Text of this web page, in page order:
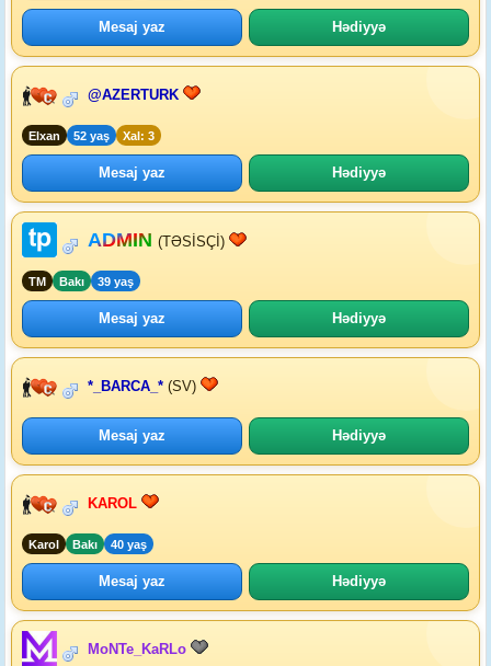
Mesaj yaz Hədiyyə
@AZERTURK
Elxan 52 yaş Xal: 3
Mesaj yaz Hədiyyə
ADMIN (TƏSİSÇİ)
TM Bakı 39 yaş
Mesaj yaz Hədiyyə
*_BARCA_* (SV)
Mesaj yaz Hədiyyə
KAROL
Karol Bakı 40 yaş
Mesaj yaz Hədiyyə
MoNTe_KaRLo